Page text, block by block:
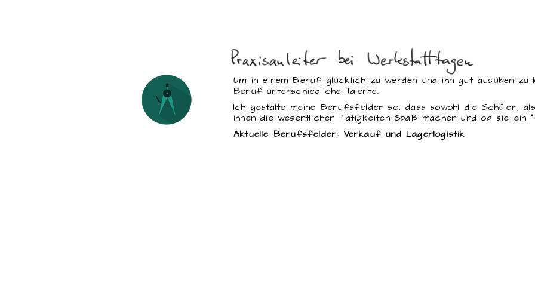
Um in einem Beruf glücklich zu werden und ihn gut ausüben zu
Beruf unterschiedliche Talente.
Ich gestalte meine Berufsfelder so, dass sowohl die Schüler,
ihnen die wesentlichen Tätigkeiten Spaß machen und ob sie
Aktuelle Berufsfelder: Verkauf und Lagerlogistik